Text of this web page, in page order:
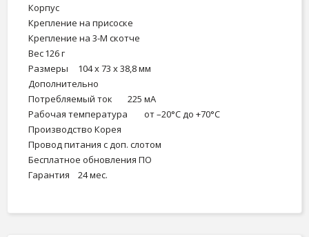
Корпус
Крепление на присоске
Крепление на 3-М скотче
Вес126 г
Размеры
104 х 73 х 38,8 мм
Дополнительно
Потребляемый ток
225 мА
Рабочая температура
от –20°С до +70°С
Производство Корея
Провод питания с доп. слотом
Бесплатное обновления ПО
Гарантия
24 мес.